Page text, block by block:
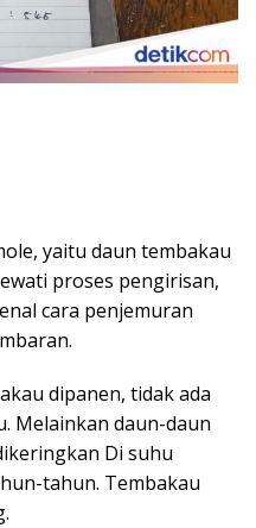
yaitu daun tembakau
proses pengirisan,
cara penjemuran
dipanen, tidak ada
Melainkan daun-daun
Di suhu
tahun. Tembakau